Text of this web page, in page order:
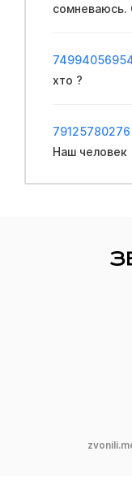
сомневаюсь.
хто ?
79125780276
Наш человек